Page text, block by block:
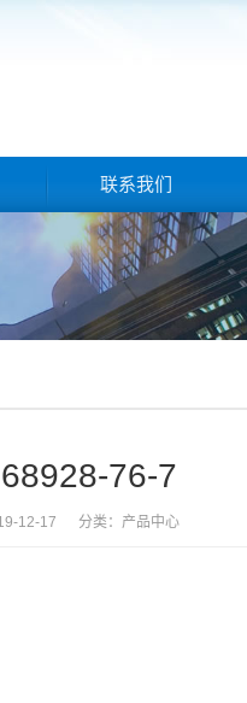
联系我们
76-7
12-17 分类： 产品中心